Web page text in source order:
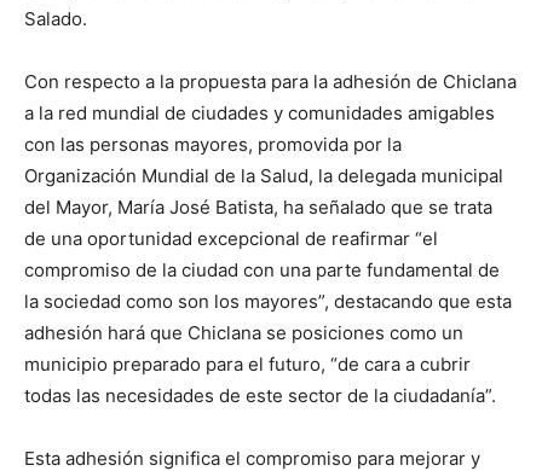
Salado.
Con respecto a la propuesta para la adhesión de Chiclana
a la red mundial de ciudades y comunidades amigables
con las personas mayores, promovida por la
Organización Mundial de la Salud, la delegada municipal
del Mayor, María José Batista, ha señalado que se trata
de una oportunidad excepcional de reafirmar “el
compromiso de la ciudad con una parte fundamental de
la sociedad como son los mayores”, destacando que esta
adhesión hará que Chiclana se posiciones como un
municipio preparado para el futuro, “de cara a cubrir
todas las necesidades de este sector de la ciudadanía”.
Esta adhesión significa el compromiso para mejorar y